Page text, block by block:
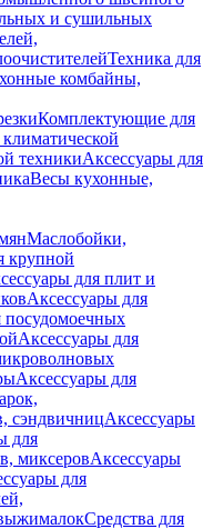
и сушильных
Техника для
комбайны,
Комплектующие для
техникиАксессуары для
Весы кухонные,
Маслобойки,
крупной
для плит и
Аксессуары для
посудомоечных
Аксессуары для
Аксессуары для
сэндвичницАксессуары
для
миксеровАксессуары
для
Средства для